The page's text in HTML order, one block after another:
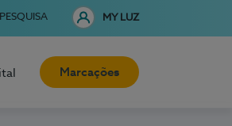
PESQUISA MY LUZ
Marcações